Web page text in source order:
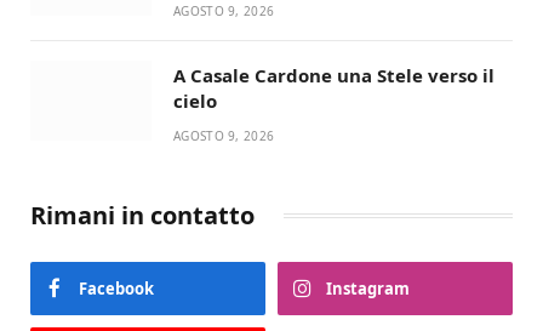
AGOSTO 9, 2026
A Casale Cardone una Stele verso il
cielo
AGOSTO 9, 2026
Rimani in contatto
Facebook Instagram